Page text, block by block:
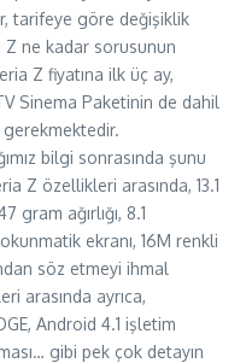
tarifeye göre değişiklik
ne kadar sorusunun
Z fiyatına ilk üç ay,
Sinema Paketinin de dahil
bilgi sonrasında şunu
Z özellikleri arasında, 13.1
gram ağırlığı, 8.1
ekranı, 16M renkli
söz etmeyi ihmal
arasında ayrıca,
Android 4.1 işletim
gibi pek çok detayın